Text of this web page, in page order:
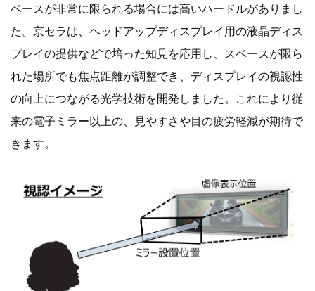
ペースが非常に限られる場合には高いハードルがありまし
た。京セラは、ヘッドアップディスプレイ用の液晶ディス
プレイの提供などで培った知見を応用し、スペースが限ら
れた場所でも焦点距離が調整でき、ディスプレイの視認性
の向上につながる光学技術を開発しました。これにより従
来の電子ミラー以上の、見やすさや目の疲労軽減が期待で
きます。